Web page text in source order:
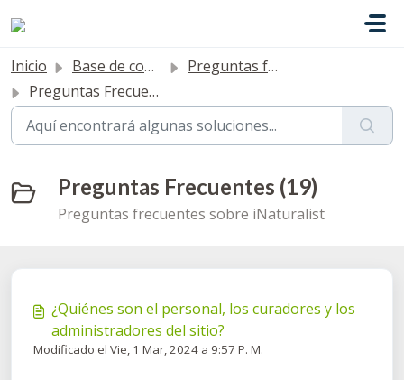
Inicio Base de conocimientos
Preguntas frecuentes
Preguntas Frecuentes
Preguntas Frecuentes (19)
Preguntas frecuentes sobre iNaturalist
¿Quiénes son el personal, los curadores y los
administradores del sitio?
Modificado el Vie, 1 Mar, 2024 a 9:57 P. M.